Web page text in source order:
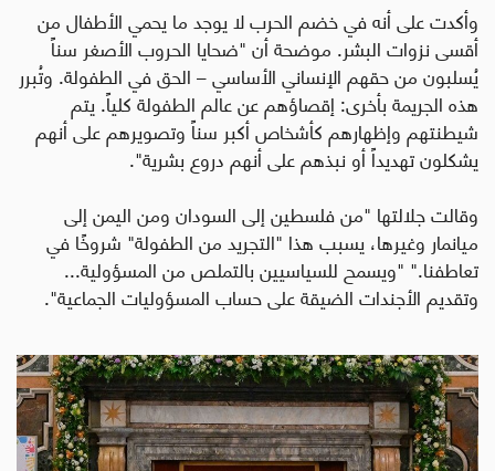
وأكدت على أنه في خضم الحرب لا يوجد ما يحمي الأطفال من
أقسى نزوات البشر. موضحة أن "ضحايا الحروب الأصغر سناً
يُسلبون من حقهم الإنساني الأساسي – الحق في الطفولة. وتُبرر
هذه الجريمة بأخرى: إقصاؤهم عن عالم الطفولة كلياً. يتم
شيطنتهم وإظهارهم كأشخاص أكبر سناً وتصويرهم على أنهم
يشكلون تهديداً أو نبذهم على أنهم دروع بشرية".
وقالت جلالتها "من فلسطين إلى السودان ومن اليمن إلى
ميانمار وغيرها، يسبب هذا "التجريد من الطفولة" شروخًا في
تعاطفنا." "ويسمح للسياسيين بالتملص من المسؤولية...
وتقديم الأجندات الضيقة على حساب المسؤوليات الجماعية".